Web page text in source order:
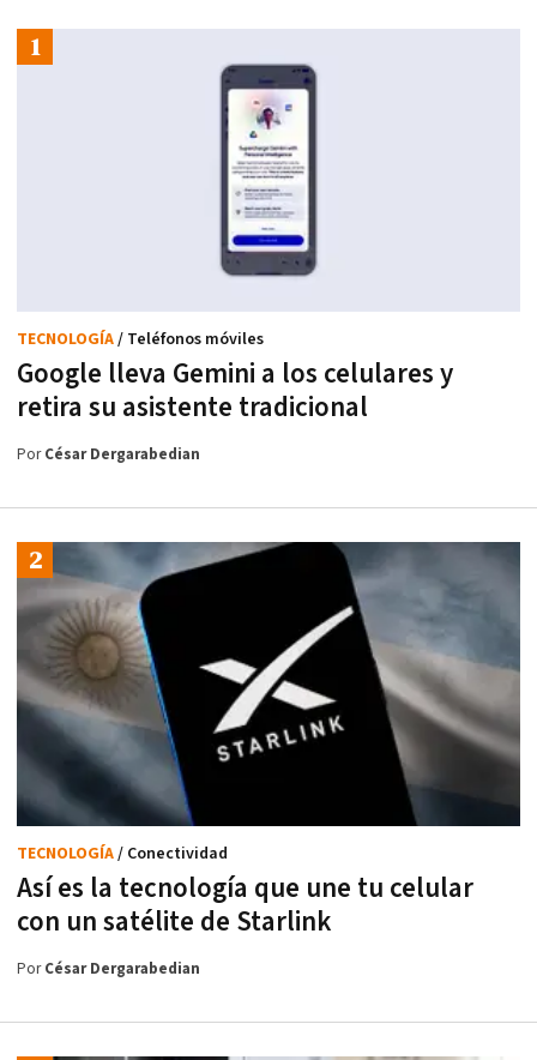
Google lleva Gemini a los celulares y
retira su asistente tradicional
TECNOLOGÍA/ Teléfonos móviles
PorCésar Dergarabedian
Así es la tecnología que une tu celular
con un satélite de Starlink
TECNOLOGÍA/ Conectividad
PorCésar Dergarabedian